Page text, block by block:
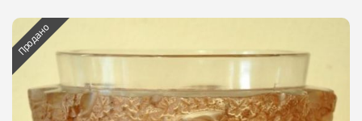
Продано